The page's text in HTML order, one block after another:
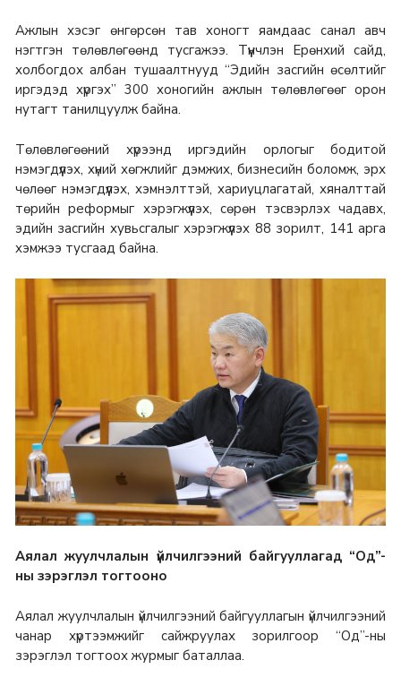
Ажлын хэсэг өнгөрсөн тав хоногт яамдаас санал авч
нэгтгэн төлөвлөгөөнд тусгажээ. Түүнчлэн Ерөнхий сайд,
холбогдох албан тушаалтнууд “Эдийн засгийн өсөлтийг
иргэдэд хүргэх” 300 хоногийн ажлын төлөвлөгөөг орон
нутагт танилцуулж байна.
Төлөвлөгөөний хүрээнд иргэдийн орлогыг бодитой
нэмэгдүүлэх, хүний хөгжлийг дэмжих, бизнесийн боломж, эрх
чөлөөг нэмэгдүүлэх, хэмнэлттэй, хариуцлагатай, хяналттай
төрийн реформыг хэрэгжүүлэх, сөрөн тэсвэрлэх чадавх,
эдийн засгийн хувьсгалыг хэрэгжүүлэх 88 зорилт, 141 арга
хэмжээ тусгаад байна.
Аялал жуулчлалын үйлчилгээний байгууллагад “Од”-
ны зэрэглэл тогтооно
Аялал жуулчлалын үйлчилгээний байгууллагын үйлчилгээний
чанар хүртээмжийг сайжруулах зорилгоор “Од”-ны
зэрэглэл тогтоох журмыг баталлаа.